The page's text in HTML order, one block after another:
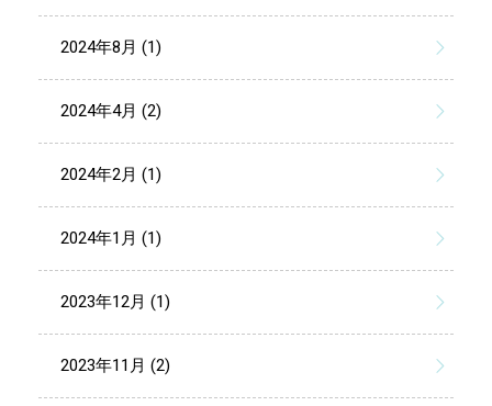
2024年8月 (1)
2024年4月 (2)
2024年2月 (1)
2024年1月 (1)
2023年12月 (1)
2023年11月 (2)